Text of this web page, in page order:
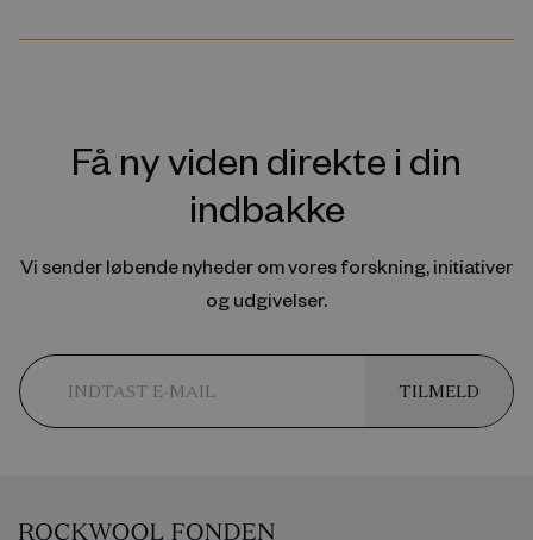
Få ny viden direkte i din
indbakke
Vi sender løbende nyheder om vores forskning, initiativer
og udgivelser.
TILMELD